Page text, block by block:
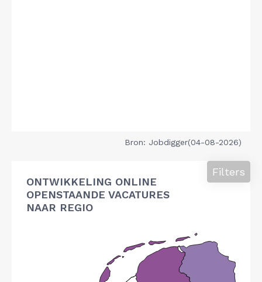
Bron: Jobdigger(04-08-2026)
ONTWIKKELING ONLINE
OPENSTAANDE VACATURES
NAAR REGIO
Filters